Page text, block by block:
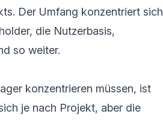
Der Umfang konzentriert sich
die Nutzerbasis,
so weiter.
konzentrieren müssen, ist
je nach Projekt, aber die